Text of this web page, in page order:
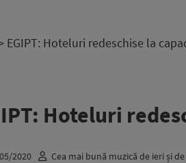
EGIPT: Hoteluri redeschise la
Hoteluri
2020 Cea mai bună muzică de ieri și